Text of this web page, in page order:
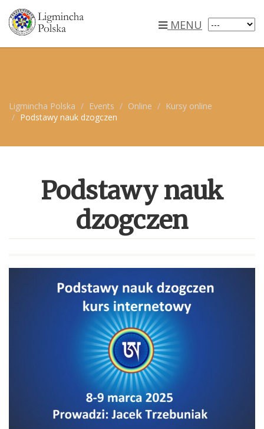
MENU
Ligmincha Polska Events Online
Kursy online
Podstawy nauk dzogczen
Podstawy nauk
dzogczen